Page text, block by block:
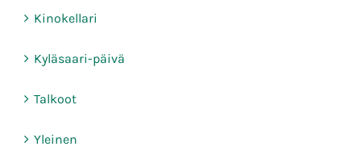
Kinokellari
Kyläsaari-päivä
Talkoot
Yleinen